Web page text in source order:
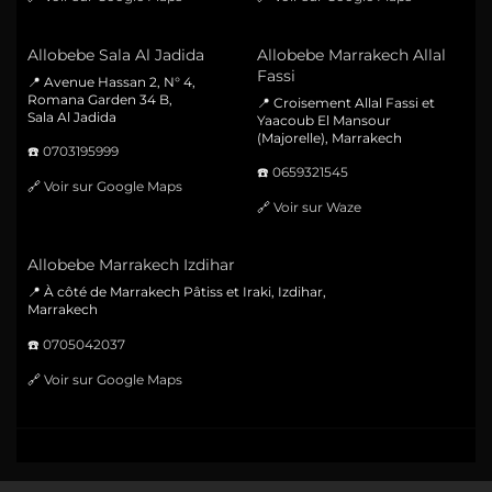
Allobebe Sala Al Jadida
📍 Avenue Hassan 2, N° 4,
Romana Garden 34 B,
Sala Al Jadida
☎️ 0703195999
🔗 Voir sur Google Maps
Allobebe Marrakech Allal
Fassi
📍 Croisement Allal Fassi et
Yaacoub El Mansour
(Majorelle), Marrakech
☎️ 0659321545
🔗 Voir sur Waze
Allobebe Marrakech Izdihar
📍 À côté de Marrakech Pâtiss et Iraki, Izdihar,
Marrakech
☎️ 0705042037
🔗 Voir sur Google Maps